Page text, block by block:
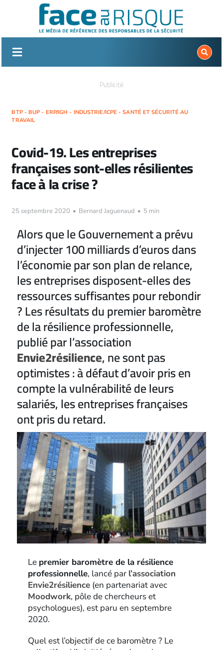
Publicité
BTP - BUP - ERP/IGH - INDUSTRIE/ICPE - SANTÉ ET SÉCURITÉ AU
TRAVAIL
Covid-19. Les entreprises
françaises sont-elles résilientes
face à la crise ?
25 septembre 2020 • Bernard Jaguenaud • 5 min
Alors que le Gouvernement a prévu
d’injecter 100 milliards d’euros dans
l’économie par son plan de relance,
les entreprises disposent-elles des
ressources suffisantes pour rebondir
? Les résultats du premier baromètre
de la résilience professionnelle,
publié par l’association
Envie2résilience, ne sont pas
optimistes : à défaut d’avoir pris en
compte la vulnérabilité de leurs
salariés, les entreprises françaises
ont pris du retard.
Le premier baromètre de la résilience
professionnelle, lancé par l’association
Envie2résilience (en partenariat avec
Moodwork, pôle de chercheurs et
psychologues), est paru en septembre
2020.
Quel est l’objectif de ce baromètre ? Le